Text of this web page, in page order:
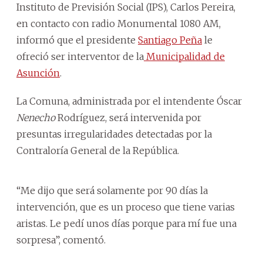
Instituto de Previsión Social (IPS), Carlos Pereira,
en contacto con radio Monumental 1080 AM,
informó que el presidente Santiago Peña le
ofreció ser interventor de la Municipalidad de
Asunción.
La Comuna, administrada por el intendente Óscar
NenechoRodríguez, será intervenida por
presuntas irregularidades detectadas por la
Contraloría General de la República.
“Me dijo que será solamente por 90 días la
intervención, que es un proceso que tiene varias
aristas. Le pedí unos días porque para mí fue una
sorpresa”, comentó.